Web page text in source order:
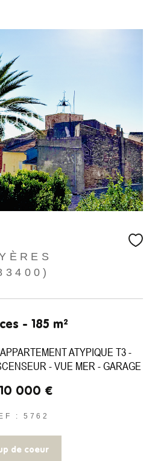
- 185 m²
ATYPIQUE T3 -
- VUE MER - GARAGE
000 €
: 5762
de coeur